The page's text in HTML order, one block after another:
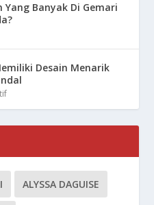
Banyak Di Gemari
Desain Menarik
ALYSSA DAGUISE